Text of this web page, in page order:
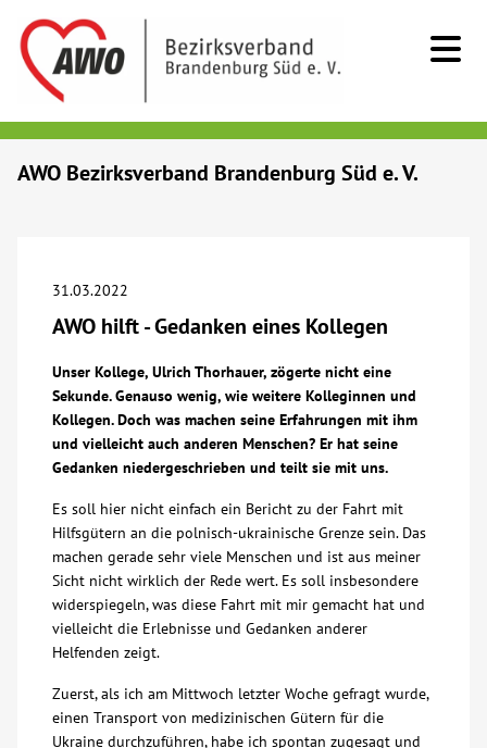
Beratung & Hilfe
Begegnung
Bildung
Über uns
Veranstaltungen
Spenden
Mitmachen
AWO Bezirksverband Brandenburg Süd e. V.
31.03.2022
AWO hilft - Gedanken eines Kollegen
Unser Kollege, Ulrich Thorhauer, zögerte nicht eine
Sekunde. Genauso wenig, wie weitere Kolleginnen und
Kollegen. Doch was machen seine Erfahrungen mit ihm
und vielleicht auch anderen Menschen? Er hat seine
Gedanken niedergeschrieben und teilt sie mit uns.
Es soll hier nicht einfach ein Bericht zu der Fahrt mit
Hilfsgütern an die polnisch-ukrainische Grenze sein. Das
machen gerade sehr viele Menschen und ist aus meiner
Sicht nicht wirklich der Rede wert. Es soll insbesondere
widerspiegeln, was diese Fahrt mit mir gemacht hat und
vielleicht die Erlebnisse und Gedanken anderer
Helfenden zeigt.
Zuerst, als ich am Mittwoch letzter Woche gefragt wurde,
einen Transport von medizinischen Gütern für die
Ukraine durchzuführen, habe ich spontan zugesagt und